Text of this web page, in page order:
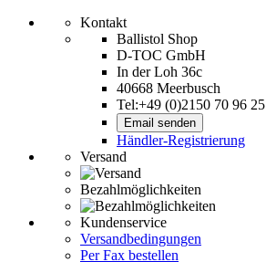
Kontakt
Ballistol Shop
D-TOC GmbH
In der Loh 36c
40668 Meerbusch
Tel:+49 (0)2150 70 96 25
Email senden
Händler-Registrierung
Versand
Bezahlmöglichkeiten
Kundenservice
Versandbedingungen
Per Fax bestellen